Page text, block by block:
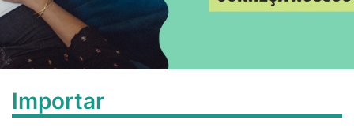
Importar